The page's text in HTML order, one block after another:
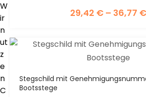
29,42 € – 36,77 €
Stegschild mit
Bootsstege
W
ir
n
ut
z
e
n
C